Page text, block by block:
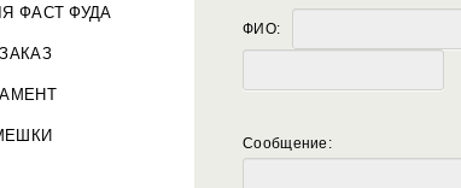
ФАСТ ФУДА
ФИО:
Сообщение: